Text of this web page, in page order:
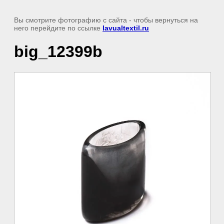
Вы смотрите фотографию с сайта - чтобы вернуться на
него перейдите по ссылке lavualtextil.ru
big_12399b